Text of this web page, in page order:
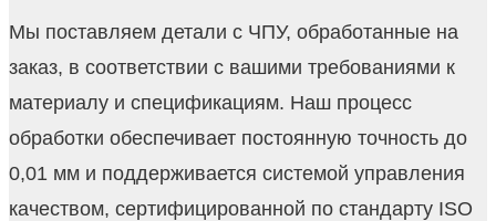
Мы поставляем детали с ЧПУ, обработанные на
заказ, в соответствии с вашими требованиями к
материалу и спецификациям. Наш процесс
обработки обеспечивает постоянную точность до
0,01 мм и поддерживается системой управления
качеством, сертифицированной по стандарту ISO